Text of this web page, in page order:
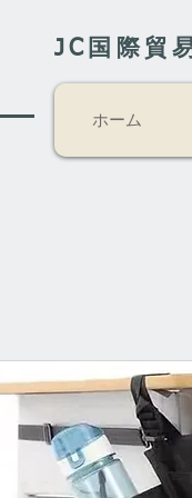
JC国際貿
ホーム